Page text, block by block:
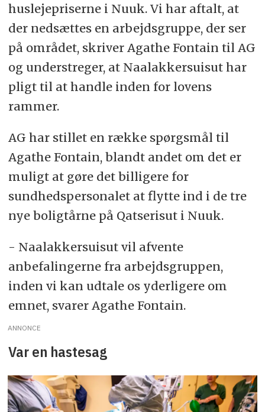
huslejepriserne i Nuuk. Vi har aftalt, at
der nedsættes en arbejdsgruppe, der ser
på området, skriver Agathe Fontain til AG
og understreger, at Naalakkersuisut har
pligt til at handle inden for lovens
rammer.
AG har stillet en række spørgsmål til
Agathe Fontain, blandt andet om det er
muligt at gøre det billigere for
sundhedspersonalet at flytte ind i de tre
nye boligtårne på Qatserisut i Nuuk.
- Naalakkersuisut vil afvente
anbefalingerne fra arbejdsgruppen,
inden vi kan udtale os yderligere om
emnet, svarer Agathe Fontain.
ANNONCE
Var en hastesag